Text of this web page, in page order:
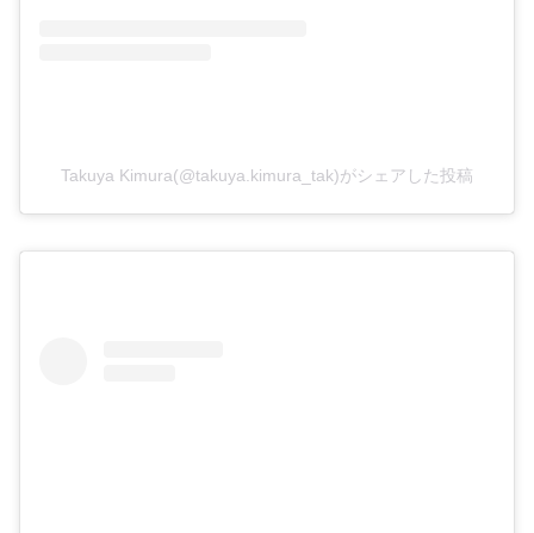
Takuya Kimura(@takuya.kimura_tak)がシェアした投稿